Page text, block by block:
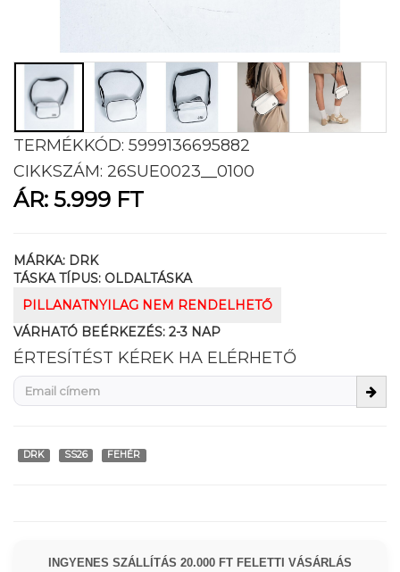
TERMÉKKÓD: 5999136695882
CIKKSZÁM: 26SUE0023__0100
ÁR: 5.999 FT
MÁRKA: DRK
TÁSKA TÍPUS: OLDALTÁSKA
PILLANATNYILAG NEM RENDELHETŐ
VÁRHATÓ BEÉRKEZÉS: 2-3 NAP
ÉRTESÍTÉST KÉREK HA ELÉRHETŐ
DRK SS26 FEHÉR
INGYENES SZÁLLÍTÁS 20.000 FT FELETTI VÁSÁRLÁS